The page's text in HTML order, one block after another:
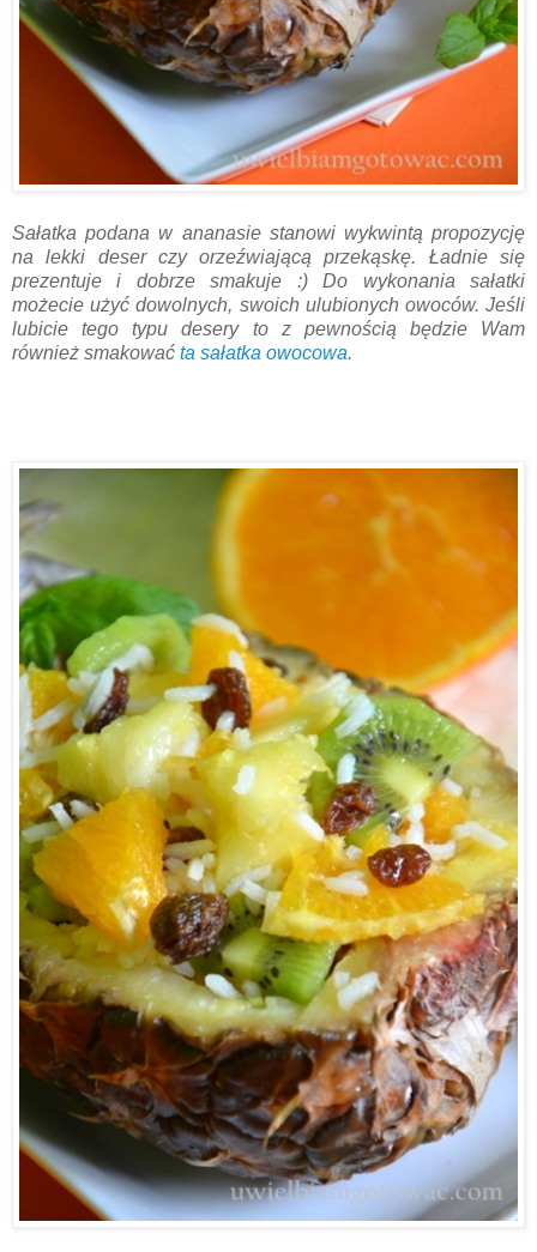
Sałatka podana w ananasie stanowi wykwintą propozycję
na lekki deser czy orzeźwiającą przekąskę. Ładnie się
prezentuje i dobrze smakuje :) Do wykonania sałatki
możecie użyć dowolnych, swoich ulubionych owoców. Jeśli
lubicie tego typu desery to z pewnością będzie Wam
również smakować ta sałatka owocowa.